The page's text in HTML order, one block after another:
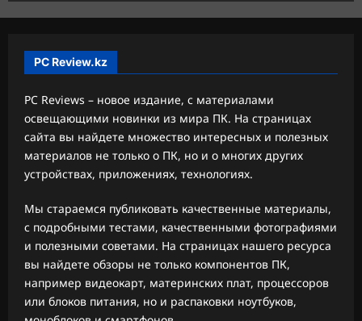
PC Review.kz
PC Reviews – новое издание, с материалами
освещающими новинки из мира ПК. На страницах
сайта вы найдете множество интересных и полезных
материалов не только о ПК, но и о многих других
устройствах, приложениях, технологиях.
Мы стараемся публиковать качественные материалы,
с подробными тестами, качественными фотографиями
и полезными советами. На страницах нашего ресурса
вы найдете обзоры не только компонентов ПК,
например видеокарт, материнских плат, процессоров
или блоков питания, но и распаковки ноутбуков,